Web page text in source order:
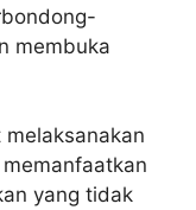
membuka
yang tidak